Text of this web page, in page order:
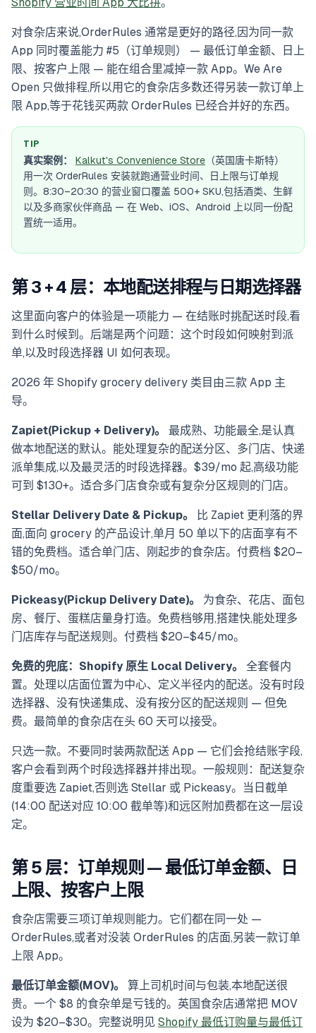
Shopify 营业时间 App 大比拼。
对食杂店来说,OrderRules 通常是更好的路径,因为同一款
App 同时覆盖能力 #5（订单规则） — 最低订单金额、日上
限、按客户上限 — 能在组合里减掉一款 App。We Are
Open 只做排程,所以用它的食杂店多数还得另装一款订单上
限 App,等于花钱买两款 OrderRules 已经合并好的东西。
TIP
真实案例： Kalkut's Convenience Store （英国唐卡斯特）
用一次 OrderRules 安装就跑通营业时间、日上限与订单规
则。8:30–20:30 的营业窗口覆盖 500+ SKU,包括酒类、生鲜
以及多商家伙伴商品 — 在 Web、iOS、Android 上以同一份配
置统一适用。
第 3 + 4 层：本地配送排程与日期选择器
这里面向客户的体验是一项能力 — 在结账时挑配送时段,看
到什么时候到。后端是两个问题：这个时段如何映射到派
单,以及时段选择器 UI 如何表现。
2026 年 Shopify grocery delivery 类目由三款 App 主
导。
Zapiet(Pickup + Delivery)。
最成熟、功能最全,是认真
做本地配送的默认。能处理复杂的配送分区、多门店、快递
派单集成,以及最灵活的时段选择器。$39/mo 起,高级功能
可到 $130+。适合多门店食杂或有复杂分区规则的门店。
Stellar Delivery Date & Pickup。
比 Zapiet 更利落的界
面,面向 grocery 的产品设计,单月 50 单以下的店面享有不
错的免费档。适合单门店、刚起步的食杂店。付费档 $20–
$50/mo。
Pickeasy(Pickup Delivery Date)。
为食杂、花店、面包
房、餐厅、蛋糕店量身打造。免费档够用,搭建快,能处理多
门店库存与配送规则。付费档 $20–$45/mo。
免费的兜底：Shopify 原生 Local Delivery。
全套餐内
置。处理以店面位置为中心、定义半径内的配送。没有时段
选择器、没有快递集成、没有按分区的配送规则 — 但免
费。最简单的食杂店在头 60 天可以接受。
只选一款。不要同时装两款配送 App — 它们会抢结账字段,
客户会看到两个时段选择器并排出现。一般规则：配送复杂
度重要选 Zapiet,否则选 Stellar 或 Pickeasy。当日截单
(14:00 配送对应 10:00 截单等)和远区附加费都在这一层设
定。
第 5 层：订单规则 — 最低订单金额、日
上限、按客户上限
食杂店需要三项订单规则能力。它们都在同一处 —
OrderRules,或者对没装 OrderRules 的店面,另装一款订单
上限 App。
最低订单金额(MOV)。
算上司机时间与包装,本地配送很
贵。一个 $8 的食杂单是亏钱的。英国食杂店通常把 MOV
设为 $20–$30。完整说明见 Shopify 最低订购量与最低订